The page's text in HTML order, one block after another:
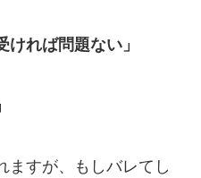
ければ問題ない」
ますが、もしバレてし